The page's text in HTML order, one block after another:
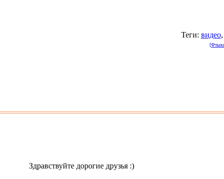
Теги: видео,
Здравствуйте дорогие друзья :)